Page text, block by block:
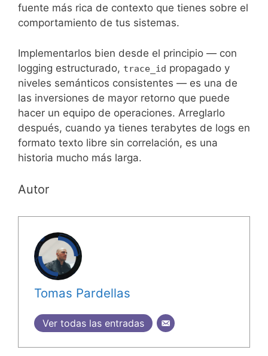
fuente más rica de contexto que tienes sobre el
comportamiento de tus sistemas.
Implementarlos bien desde el principio — con
logging estructurado, trace_id propagado y
niveles semánticos consistentes — es una de
las inversiones de mayor retorno que puede
hacer un equipo de operaciones. Arreglarlo
después, cuando ya tienes terabytes de logs en
formato texto libre sin correlación, es una
historia mucho más larga.
Autor
Tomas Pardellas
Ver todas las entradas